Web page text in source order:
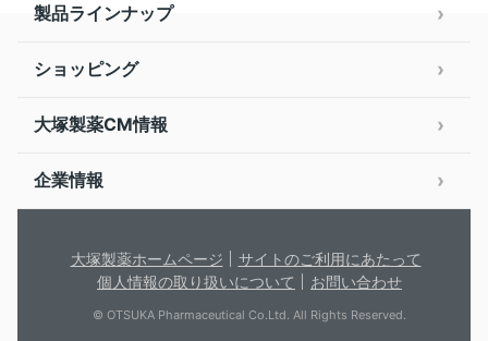
製品ラインナップ
ショッピング
大塚製薬CM情報
企業情報
大塚製薬ホームページ
サイトのご利用にあたって
個人情報の取り扱いについて
お問い合わせ
© OTSUKA Pharmaceutical Co.Ltd. All Rights Reserved.